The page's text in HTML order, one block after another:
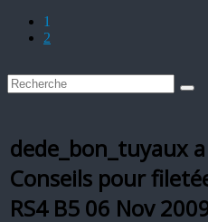
1
2
dede_bon_tuyaux
Conseils pour
RS4 B5 06 Nov